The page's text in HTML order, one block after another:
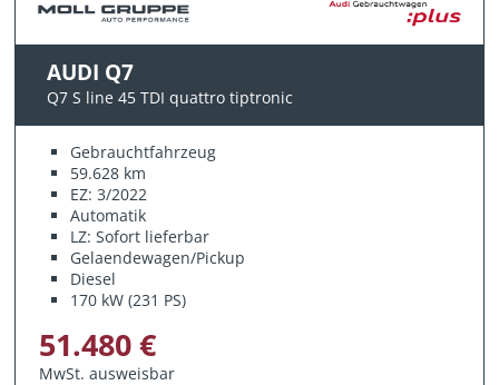
AUDI Q7
Q7 S line 45 TDI quattro tiptronic
Gebrauchtfahrzeug
59.628 km
EZ: 3/2022
Automatik
LZ: Sofort lieferbar
Gelaendewagen/Pickup
Diesel
170 kW (231 PS)
51.480 €
MwSt. ausweisbar